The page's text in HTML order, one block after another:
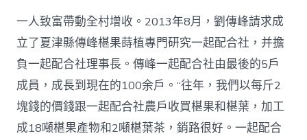
一人致富帶動全村增收。2013年8月，劉傳峰請求成
立了夏津縣傳峰椹果蒔植專門研究一起配合社，并擔
負一起配合社理事長。傳峰一起配合社由最後的5戶
成員，成長到現在的100余戶。“往年，我們以每斤2
塊錢的價錢跟一起配合社農戶收買椹果和椹葉，加工
成18噸椹果產物和2噸椹葉茶，銷路很好。一起配合